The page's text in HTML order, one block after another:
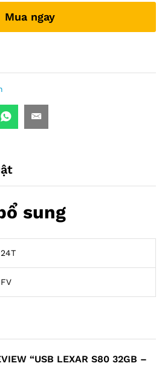
Mua ngay
sung
24T
FV
“USB LEXAR S80 32GB –